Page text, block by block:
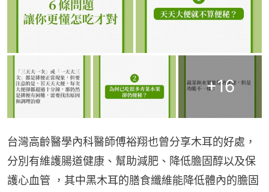
+16
台灣高齡醫學內科醫師傅裕翔也曾分享木耳的好處，
分別有維護腸道健康、幫助減肥、降低膽固醇以及保
護心血管 ，其中黑木耳的膳食纖維能降低體內的膽固